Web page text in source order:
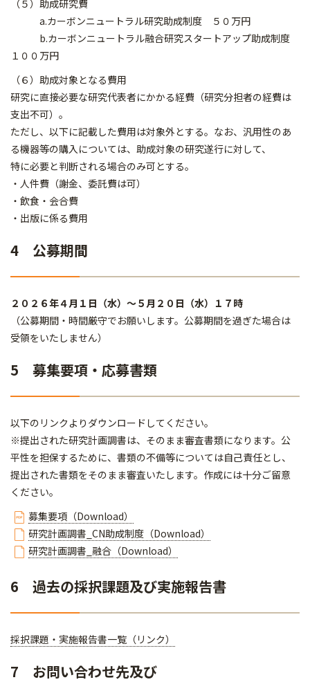
（５）助成研究費
a.カーボンニュートラル研究助成制度 ５０万円
b.カーボンニュートラル融合研究スタートアップ助成制度
１００万円
（６）助成対象となる費用
研究に直接必要な研究代表者にかかる経費（研究分担者の経費は
支出不可）。
ただし、以下に記載した費用は対象外とする。なお、汎用性のあ
る機器等の購入については、助成対象の研究遂行に対して、
特に必要と判断される場合のみ可とする。
・人件費（謝金、委託費は可）
・飲食・会合費
・出版に係る費用
4 公募期間
２０２６年４月１日（水）～５月２０日（水）１７時
（公募期間・時間厳守でお願いします。公募期間を過ぎた場合は
受領をいたしません）
5 募集要項・応募書類
以下のリンクよりダウンロードしてください。
※提出された研究計画調書は、そのまま審査書類になります。公
平性を担保するために、書類の不備等については自己責任とし、
提出された書類をそのまま審査いたします。作成には十分ご留意
ください。
募集要項（Download）
研究計画調書_CN助成制度（Download）
研究計画調書_融合（Download）
6 過去の採択課題及び実施報告書
採択課題・実施報告書一覧（リンク）
7 お問い合わせ先及び